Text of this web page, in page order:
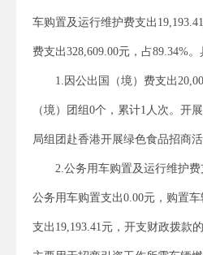
车购置及运行维护费支出
费支出328,609.00元，占89.34%。
1.因公出国（境）费支出
（境）团组0个，累计1人次。开
局组团赴香港开展绿色食品招商活
2.公务用车购置及运行维护费
公务用车购置支出0.00元，购置
支出19,193.41元，开支财政拨款